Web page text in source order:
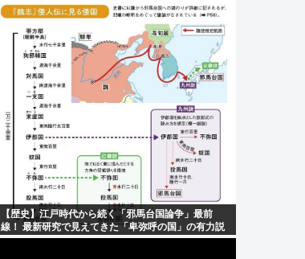
【歴史】江戸時代から続く「邪馬台国論争」最前
線！ 最新研究で見えてきた「卑弥呼の国」の有力説